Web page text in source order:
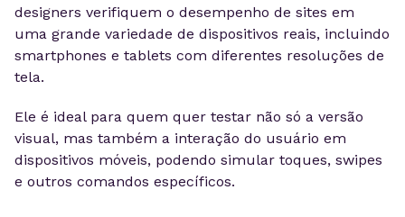
designers verifiquem o desempenho de sites em
uma grande variedade de dispositivos reais, incluindo
smartphones e tablets com diferentes resoluções de
tela.
Ele é ideal para quem quer testar não só a versão
visual, mas também a interação do usuário em
dispositivos móveis, podendo simular toques, swipes
e outros comandos específicos.